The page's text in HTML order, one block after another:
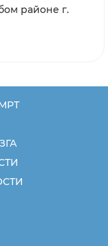
районе г.